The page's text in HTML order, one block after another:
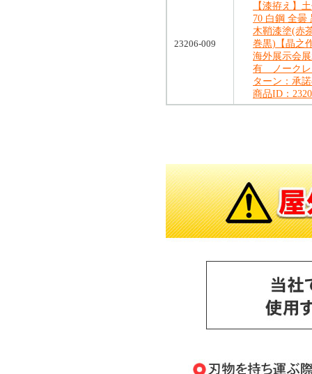
23206-009
【漆拵え】
70 白鋼 全
木鞘漆塗(赤
巻黒)【晶之
海外展示会
有 ノークレ
ターン：承
商品ID：